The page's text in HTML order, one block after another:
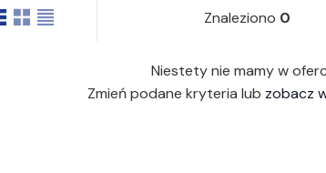
Znaleziono 0
Niestety nie mamy w
Zmień podane kryteria lub zobacz